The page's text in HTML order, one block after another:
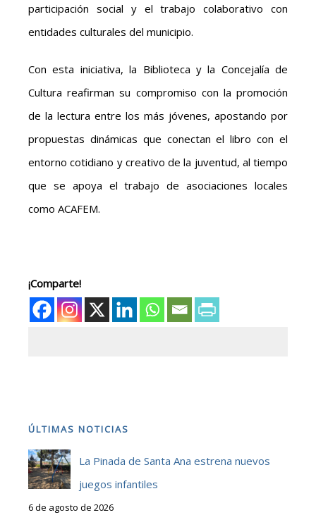
participación social y el trabajo colaborativo con
entidades culturales del municipio.
Con esta iniciativa, la Biblioteca y la Concejalía de
Cultura reafirman su compromiso con la promoción
de la lectura entre los más jóvenes, apostando por
propuestas dinámicas que conectan el libro con el
entorno cotidiano y creativo de la juventud, al tiempo
que se apoya el trabajo de asociaciones locales
como ACAFEM.
¡Comparte!
ÚLTIMAS NOTICIAS
La Pinada de Santa Ana estrena nuevos
juegos infantiles
6 de agosto de 2026